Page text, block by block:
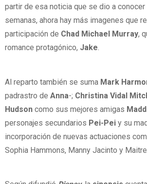
partir de esa noticia que se dio a conocer
semanas, ahora hay más imagenes que
participación de Chad Michael Murray,
romance protagónico, Jake.
Al reparto también se suma Mark
padrastro de Anna-; Christina Vidal
Hudson como sus mejores amigas
personajes secundarios Pei-Pei y su
incorporación de nuevas actuaciones
Sophia Hammons, Manny Jacinto y